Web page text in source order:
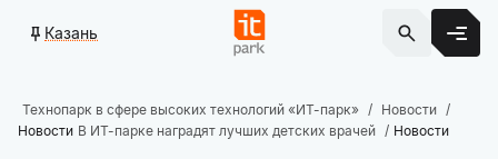
Казань
Технопарк в сфере высоких технологий «ИТ-парк»
Новости
Новости В ИТ-парке наградят лучших детских врачей Новости